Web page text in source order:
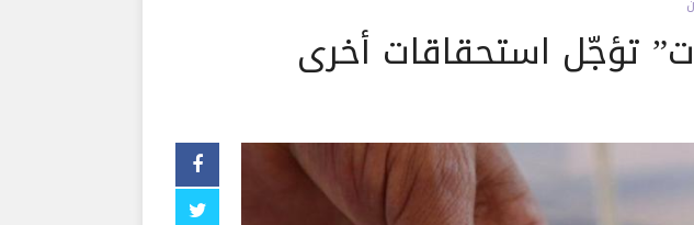
تؤجّل استحقاقات أخرى